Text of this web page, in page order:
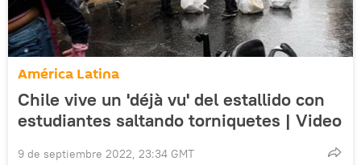
América Latina
Chile vive un 'déjà vu' del estallido con
estudiantes saltando torniquetes | Video
9 de septiembre 2022, 23:34 GMT